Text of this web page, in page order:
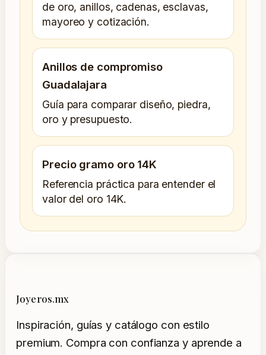
de oro, anillos, cadenas, esclavas,
mayoreo y cotización.
Anillos de compromiso
Guadalajara
Guía para comparar diseño, piedra,
oro y presupuesto.
Precio gramo oro 14K
Referencia práctica para entender el
valor del oro 14K.
Joyeros.mx
Inspiración, guías y catálogo con estilo
premium. Compra con confianza y aprende a